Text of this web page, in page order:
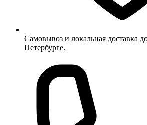
Самовывоз и локальная доставка
Петербурге.